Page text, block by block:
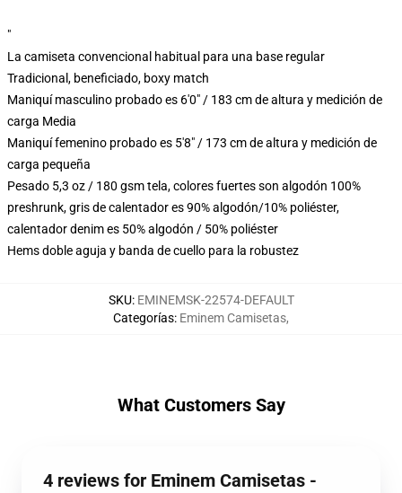
"
La camiseta convencional habitual para una base regular
Tradicional, beneficiado, boxy match
Maniquí masculino probado es 6'0" / 183 cm de altura y medición de
carga Media
Maniquí femenino probado es 5'8" / 173 cm de altura y medición de
carga pequeña
Pesado 5,3 oz / 180 gsm tela, colores fuertes son algodón 100%
preshrunk, gris de calentador es 90% algodón/10% poliéster,
calentador denim es 50% algodón / 50% poliéster
Hems doble aguja y banda de cuello para la robustez
SKU: EMINEMSK-22574-DEFAULT
Categorías: Eminem Camisetas,
What Customers Say
4 reviews for Eminem Camisetas -